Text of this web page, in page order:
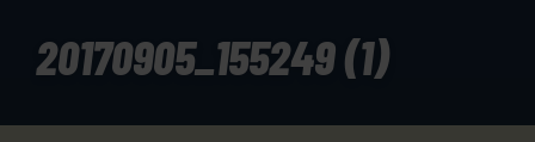
20170905_155249 (1)